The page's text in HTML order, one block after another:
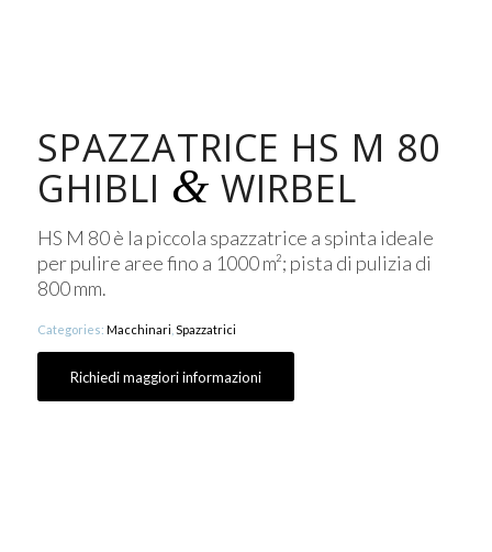
SPAZZATRICE HS M 80
GHIBLI & WIRBEL
HS M 80 è la piccola spazzatrice a spinta ideale
per pulire aree fino a 1000 m²; pista di pulizia di
800 mm.
Categories: Macchinari Spazzatrici
Richiedi maggiori informazioni